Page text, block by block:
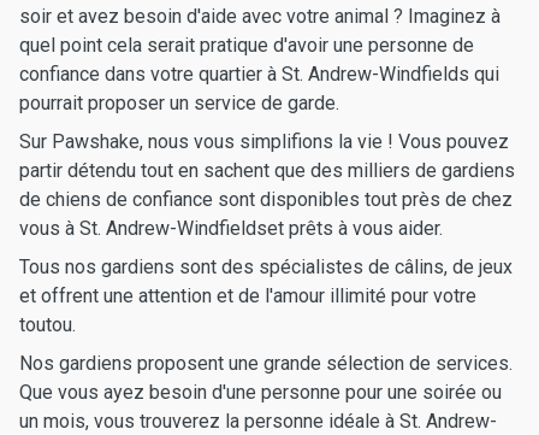
soir et avez besoin d'aide avec votre animal ? Imaginez à
quel point cela serait pratique d'avoir une personne de
confiance dans votre quartier à St. Andrew-Windfields qui
pourrait proposer un service de garde.
Sur Pawshake, nous vous simplifions la vie ! Vous pouvez
partir détendu tout en sachent que des milliers de gardiens
de chiens de confiance sont disponibles tout près de chez
vous à St. Andrew-Windfieldset prêts à vous aider.
Tous nos gardiens sont des spécialistes de câlins, de jeux
et offrent une attention et de l'amour illimité pour votre
toutou.
Nos gardiens proposent une grande sélection de services.
Que vous ayez besoin d'une personne pour une soirée ou
un mois, vous trouverez la personne idéale à St. Andrew-